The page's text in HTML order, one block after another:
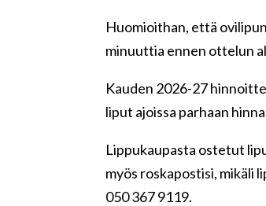
Huomioithan, että
minuuttia ennen ottelun
Kauden 2026-27
liput ajoissa parhaan
Lippukaupasta ostetut
myös roskapostisi, mikäli
050 367 9119.